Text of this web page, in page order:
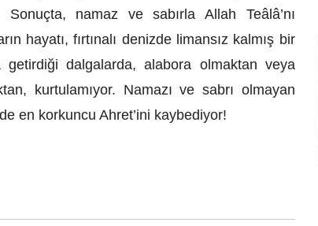
namaz ve sabırla Allah Teâlâ’nı
hayatı, fırtınalı denizde limansız kalmış bir
dalgalarda, alabora olmaktan veya
kurtulamıyor. Namazı ve sabrı olmayan
en korkuncu Ahret’ini kaybediyor!